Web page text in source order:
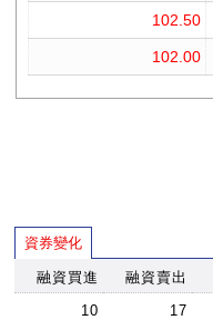
資券變化
融資買進 融資賣出
10
17